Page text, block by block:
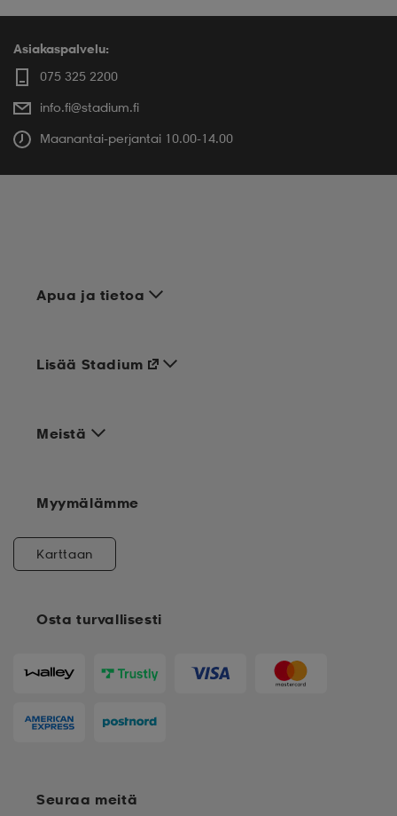
Asiakaspalvelu:
075 325 2200
info.fi@stadium.fi
Maanantai-perjantai 10.00-14.00
Apua ja tietoa
Meistä
Osta turvallisesti
Lisää Stadium
Myymälämme
Karttaan
Seuraa meitä